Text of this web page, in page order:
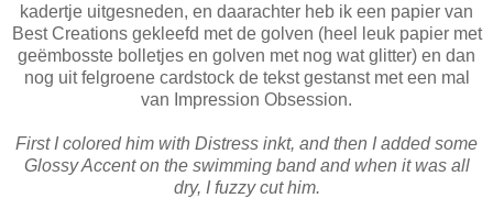
kadertje uitgesneden, en daarachter heb ik een papier van
Best Creations gekleefd met de golven (heel leuk papier met
geëmbosste bolletjes en golven met nog wat glitter) en dan
nog uit felgroene cardstock de tekst gestanst met een mal
van Impression Obsession.
First I colored him with Distress inkt, and then I added some
Glossy Accent on the swimming band and when it was all
dry, I fuzzy cut him.